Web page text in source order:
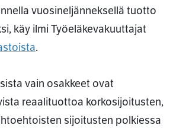
vuosineljänneksellä tuotto
käy ilmi Työeläkevakuuttajat
.
vain osakkeet ovat
reaalituottoa korkosijoitusten,
sijoitusten polkiessa